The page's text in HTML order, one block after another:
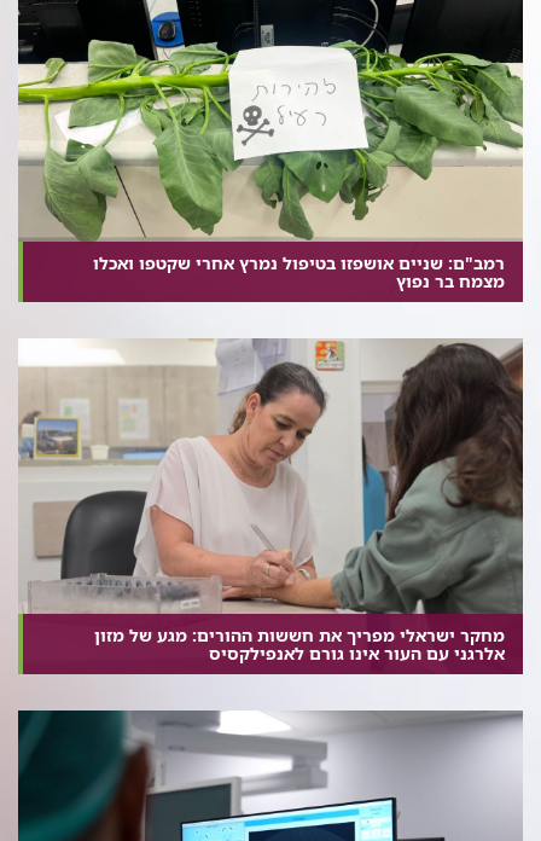
רמב"ם: שניים אושפזו בטיפול נמרץ אחרי שקטפו ואכלו
מצמח בר נפוץ
מחקר ישראלי מפריך את חששות ההורים: מגע של מזון
אלרגני עם העור אינו גורם לאנפילקסיס